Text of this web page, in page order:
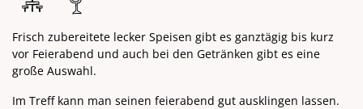
Frisch zubereitete lecker Speisen gibt es ganztägig bis kurz
vor Feierabend und auch bei den Getränken gibt es eine
große Auswahl.
Im Treff kann man seinen feierabend gut ausklingen lassen.